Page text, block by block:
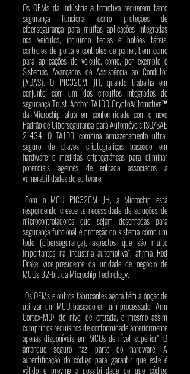
Os OEMs da indústria automotiva requerem tanto
segurança funcional como proteções de
cibersegurança para muitas aplicações integradas
nos veículos, incluíndo teclas e botões táteis,
controles de porta e controles de painel, bem como
para aplicações do veículo, como, por exemplo o
Sistemas Avançados de Assistência ao Condutor
(ADAS). O PIC32CM JH, quando trabalha em
conjunto, com um dos circuitos integrados de
segurança Trust Anchor TA100 CryptoAutomotive™
da Microchip, atua em conformidade com o novo
Padrão de Cibersegurança para Automóveis ISO/SAE
21434. O TA100 combina armazenamento ultra-
seguro de chaves criptográficas baseado em
hardware e medidas criptográficas para eliminar
potenciais agentes de entrada associados a
vulnerabilidades do software.
“Com o MCU PIC32CM JH, a Microchip está
respondendo crescente necessidade de soluções de
microcontroladores que sejam desenhadas para
segurança funcional e proteção do sistema como um
todo (cibersegurança), aspectos que são muito
importantes na indústria automotiva”, afirma Rod
Drake vice-presidente da unidade de negócio de
MCUs 32-bit da Microchip Technology.
“Os OEMs e outros fabricantes agora têm a opção de
utilizar um MCU baseado em um processador Arm
Cortex-M0+ de nível de entrada, e mesmo assim
cumprir os requisitos de conformidade anteriormente
apenas disponíveis em MCUs de nível superior”. O
arranque seguro faz parte do hardware. A
autentificação do código para garantir que este é
válido e previne a possibilidade de que código